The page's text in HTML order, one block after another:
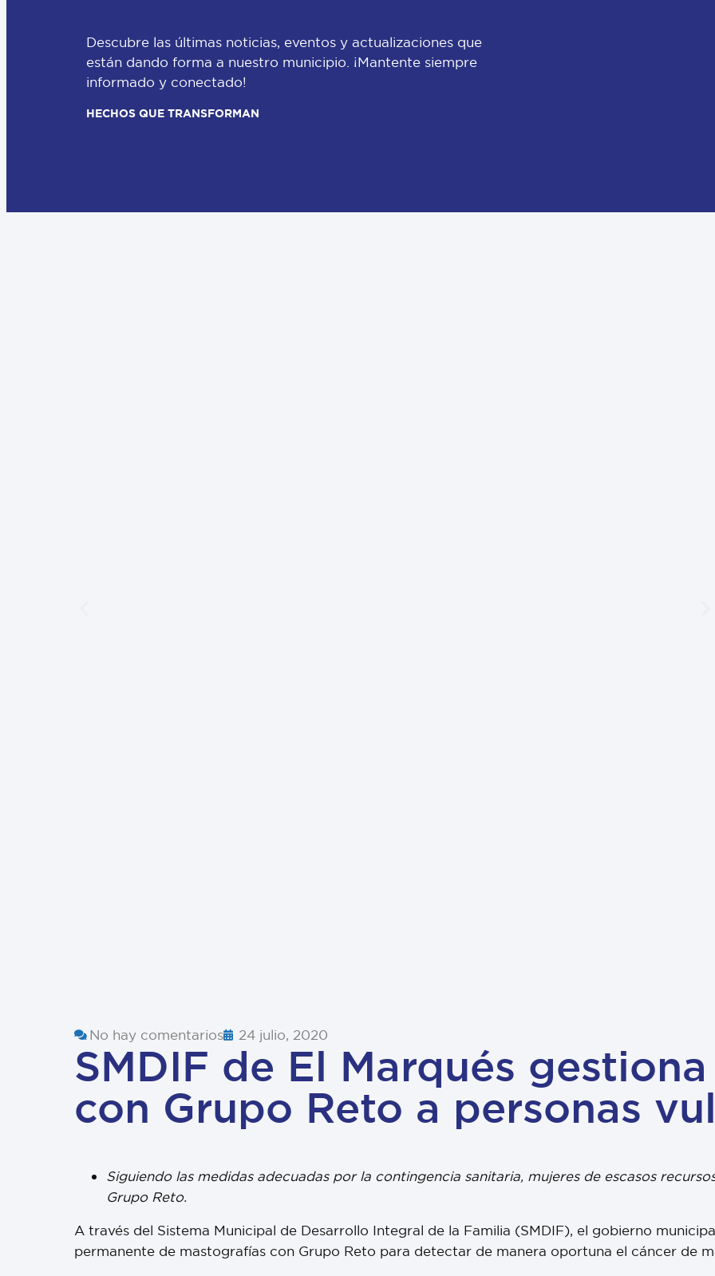
Descubre las últimas noticias, eventos y actualizaciones que
están dando forma a nuestro municipio. ¡Mantente siempre
informado y conectado!
HECHOS QUE TRANSFORMAN
No hay comentarios 24 julio, 2020
SMDIF de El Marqués
con Grupo Reto a personas
Siguiendo las medidas adecuadas por la contingencia sanitaria, mujeres de escasos
Grupo Reto.
A través del Sistema Municipal de Desarrollo Integral de la Familia (SMDIF), el gobierno
permanente de mastografías con Grupo Reto para detectar de manera oportuna el cáncer de